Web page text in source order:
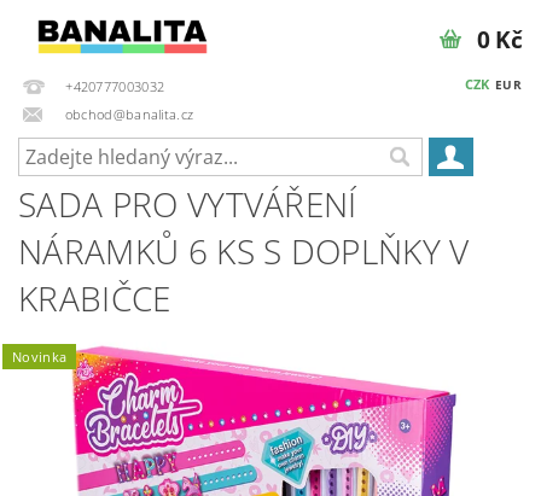
+420777003032
obchod@banalita.cz
CZK EUR
0 Kč
SADA PRO VYTVÁŘENÍ
NÁRAMKŮ 6 KS S DOPLŇKY V
KRABIČCE
Novinka